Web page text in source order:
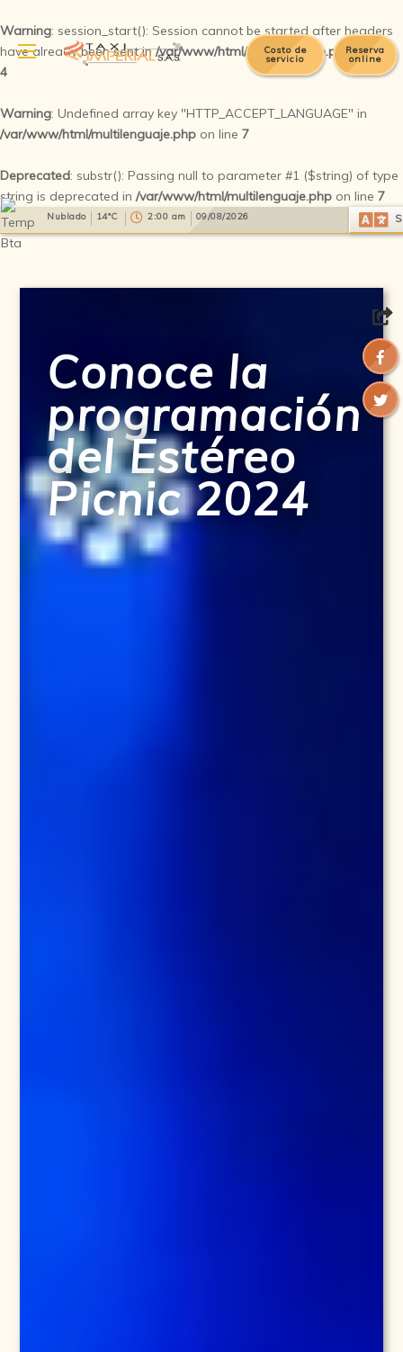
Warning: session_start(): Session cannot be started after headers
have already been sent in/var/www/html/multilenguaje.phpon line
4
Warning: Undefined array key "HTTP_ACCEPT_LANGUAGE" in
/var/www/html/multilenguaje.php on line 7
Deprecated: substr(): Passing null to parameter #1 ($string) of type
string is deprecated in /var/www/html/multilenguaje.php on line 7
Nublado 14°C 2:00 am 09/08/2026 Select Language ▼
Reserva
online
Costo de
servicio
Conoce la
programación
del Estéreo
Picnic 2024